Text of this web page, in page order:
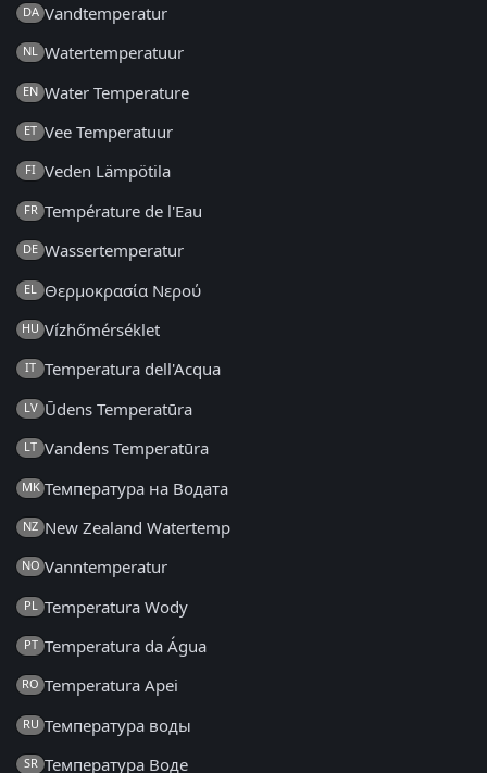
DA Vandtemperatur
NL Watertemperatuur
EN Water Temperature
ET Vee Temperatuur
FI Veden Lämpötila
FR Température de l'Eau
DE Wassertemperatur
EL Θερμοκρασία Νερού
HU Vízhőmérséklet
IT Temperatura dell'Acqua
LV Ūdens Temperatūra
LT Vandens Temperatūra
MK Температура на Водата
NZ New Zealand Watertemp
NO Vanntemperatur
PL Temperatura Wody
PT Temperatura da Água
RO Temperatura Apei
RU Температура воды
SR Температура Воде